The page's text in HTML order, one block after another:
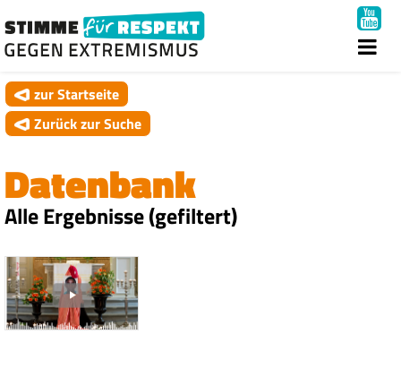
zur Startseite
Datenbank
Zurück zur Suche
Alle Ergebnisse (gefiltert)